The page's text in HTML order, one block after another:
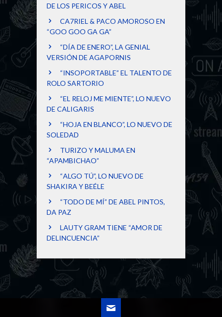
DE LOS PERICOS Y ABEL
CA7RIEL & PACO AMOROSO EN
“GOO GOO GA GA”
“DÍA DE ENERO”, LA GENIAL
VERSIÓN DE AGAPORNIS
“INSOPORTABLE” EL TALENTO DE
ROLO SARTORIO
“EL RELOJ ME MIENTE”, LO NUEVO
DE CALIGARIS
“HOJA EN BLANCO”, LO NUEVO DE
SOLEDAD
TURIZO Y MALUMA EN
“APAMBICHAO”
“ALGO TÚ”, LO NUEVO DE
SHAKIRA Y BEÉLE
“TODO DE MÍ” DE ABEL PINTOS,
DA PAZ
LAUTY GRAM TIENE “AMOR DE
DELINCUENCIA”